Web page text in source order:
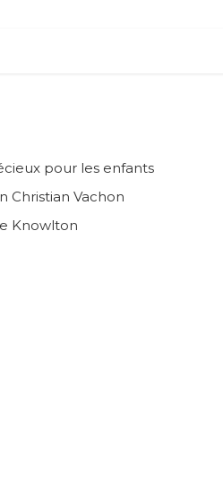
pour les enfants
Christian Vachon
Knowlton